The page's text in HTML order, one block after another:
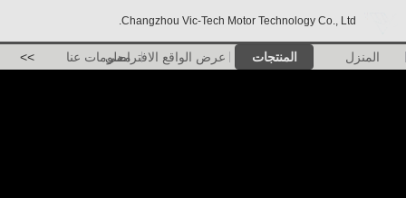
Changzhou Vic-Tech Motor Technology Co., Ltd.
المنزل المنتجات عرض الواقع الافتراضيمعلومات عنا >>